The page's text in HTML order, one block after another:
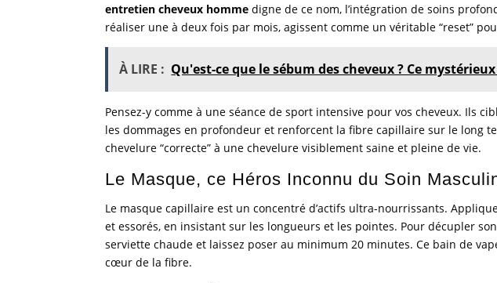
entretien cheveux homme digne de ce nom, l’intégration de soins
réaliser une à deux fois par mois, agissent comme un véritable “reset”
À LIRE : Qu'est-ce que le sébum des cheveux ? Ce
Pensez-y comme à une séance de sport intensive pour vos cheveux. Ils
les dommages en profondeur et renforcent la fibre capillaire sur le long
chevelure “correcte” à une chevelure visiblement saine et pleine de vie.
Le Masque, ce Héros Inconnu du Soin
Le masque capillaire est un concentré d’actifs ultra-nourrissants.
et essorés, en insistant sur les longueurs et les pointes. Pour décupler
serviette chaude et laissez poser au minimum 20 minutes. Ce bain de
cœur de la fibre.